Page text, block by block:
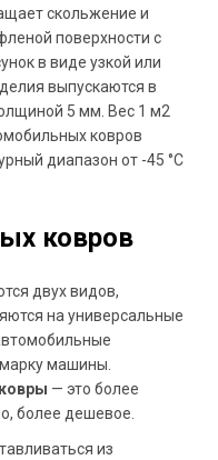
скольжение и
поверхности с
в виде узкой или
выпускаются в
5 мм. Вес 1 м2
ковров
диапазон от -45 °С
ковров
двух видов,
на универсальные
машины.
— это более
более дешевое.
из